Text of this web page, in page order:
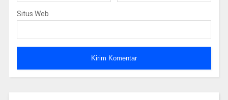
Situs Web